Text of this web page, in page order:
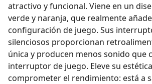
atractivo y funcional. Viene en un
verde y naranja, que realmente
configuración de juego. Sus
silenciosos proporcionan
única y producen menos sonido que
interruptor de juego. Eleve su
comprometer el rendimiento: está a